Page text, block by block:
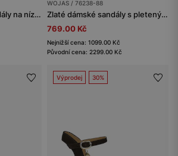
Barevné dámské sandály na nízkém podpatku
WOJAS / 76238-88
Zlaté dámské sandály s pletenými textilními pásky
769.00 Kč
Nejnižší cena: 1099.00 Kč
Původní cena: 2299.00 Kč
Výprodej 30%